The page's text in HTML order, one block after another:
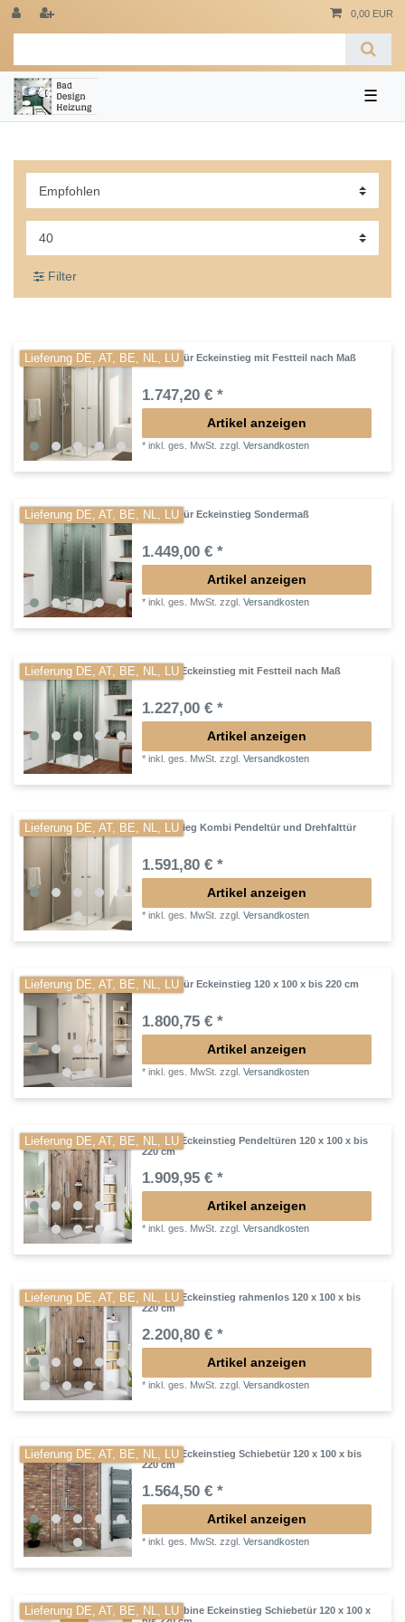
0,00 EUR
☰
Filter
Lieferung DE, AT, BE, NL, LUDrehfalttür Eckeinstieg mit Festteil nach Maß
1.747,20 € *
Artikel anzeigen
*inkl. ges. MwSt. zzgl.Versandkosten
Lieferung DE, AT, BE, NL, LUDrehfalttür Eckeinstieg Sondermaß
1.449,00 € *
Artikel anzeigen
*inkl. ges. MwSt. zzgl.Versandkosten
Lieferung DE, AT, BE, NL, LUDusche Eckeinstieg mit Festteil nach Maß
1.227,00 € *
Artikel anzeigen
*inkl. ges. MwSt. zzgl.Versandkosten
Lieferung DE, AT, BE, NL, LUEckeinstieg Kombi Pendeltür und Drehfalttür
1.591,80 € *
Artikel anzeigen
*inkl. ges. MwSt. zzgl.Versandkosten
Lieferung DE, AT, BE, NL, LUDrehfalttür Eckeinstieg 120 x 100 x bis 220 cm
1.800,75 € *
Artikel anzeigen
*inkl. ges. MwSt. zzgl.Versandkosten
Lieferung DE, AT, BE, NL, LUDusche Eckeinstieg Pendeltüren 120 x 100 x bis
220 cm
1.909,95 € *
Artikel anzeigen
*inkl. ges. MwSt. zzgl.Versandkosten
Lieferung DE, AT, BE, NL, LUDusche Eckeinstieg rahmenlos 120 x 100 x bis
220 cm
2.200,80 € *
Artikel anzeigen
*inkl. ges. MwSt. zzgl.Versandkosten
Lieferung DE, AT, BE, NL, LUDusche Eckeinstieg Schiebetür 120 x 100 x bis
220 cm
1.564,50 € *
Artikel anzeigen
*inkl. ges. MwSt. zzgl.Versandkosten
Lieferung DE, AT, BE, NL, LUDuschkabine Eckeinstieg Schiebetür 120 x 100 x